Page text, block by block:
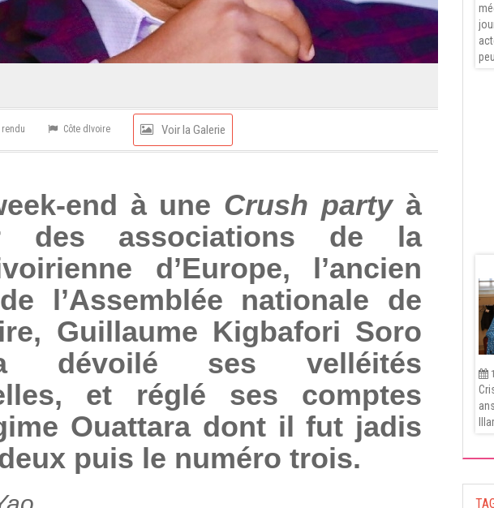
rendu Côte dIvoire Voir la Galerie
end à une Crush partyà
des associations de la
d’Europe, l’ancien
l’Assemblée nationale de
Guillaume Kigbafori Soro
dévoilé ses velléités
et réglé ses comptes
Ouattara dont il fut jadis
puis le numéro trois.